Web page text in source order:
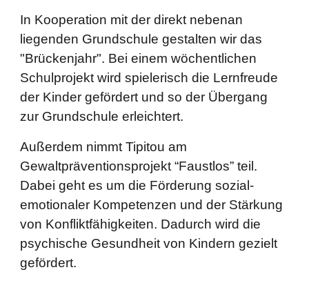
In Kooperation mit der direkt nebenan
liegenden Grundschule gestalten wir das
"Brückenjahr". Bei einem wöchentlichen
Schulprojekt wird spielerisch die Lernfreude
der Kinder gefördert und so der Übergang
zur Grundschule erleichtert.
Außerdem nimmt Tipitou am
Gewaltpräventionsprojekt “Faustlos” teil.
Dabei geht es um die Förderung sozial-
emotionaler Kompetenzen und der Stärkung
von Konfliktfähigkeiten. Dadurch wird die
psychische Gesundheit von Kindern gezielt
gefördert.